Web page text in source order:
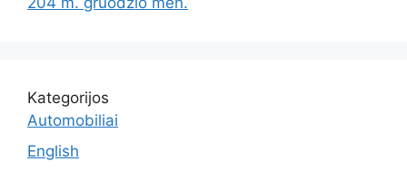
Kategorijos
Automobiliai
English